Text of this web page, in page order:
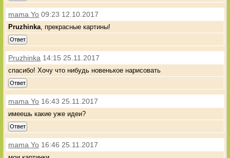
mama Yo 09:23 12.10.2017
Pruzhinka , прекрасные картины!
Ответ
Pruzhinka 14:15 25.11.2017
спасибо! Хочу что нибудь новенькое нарисовать
Ответ
mama Yo 16:43 25.11.2017
имеешь какие уже идеи?
Ответ
mama Yo 16:46 25.11.2017